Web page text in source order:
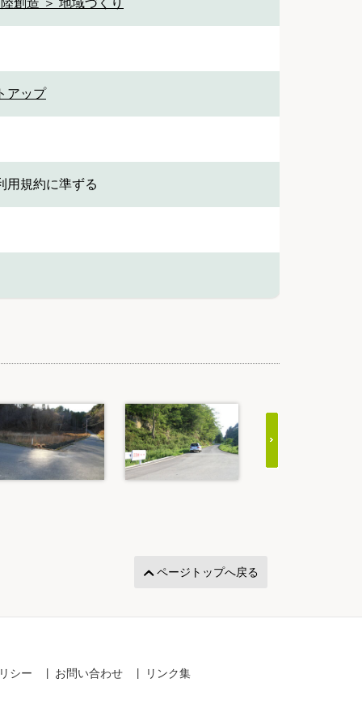
創造 ＞ 地域づくり
アップ
用規約に準ずる
ページトップへ戻る
シー お問い合わせ リンク集